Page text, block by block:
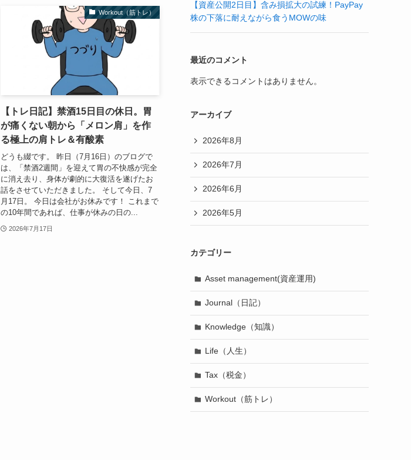
Workout（筋トレ）
【トレ日記】禁酒15日目の休日。胃
が痛くない朝から「メロン肩」を作
る極上の肩トレ＆有酸素
どうも綴です。 昨日（7月16日）のブログで
は、「禁酒2週間」を迎えて胃の不快感が完全
に消え去り、身体が劇的に大復活を遂げたお
話をさせていただきました。 そして今日、7
月17日。 今日は会社がお休みです！ これまで
の10年間であれば、仕事が休みの日の...
2026年7月17日
【資産公開2日目】含み損拡大の試練！PayPay
株の下落に耐えながら食うMOWの味
最近のコメント
表示できるコメントはありません。
アーカイブ
2026年8月
2026年7月
2026年6月
2026年5月
カテゴリー
Asset management(資産運用)
Journal（日記）
Knowledge（知識）
Life（人生）
Tax（税金）
Workout（筋トレ）